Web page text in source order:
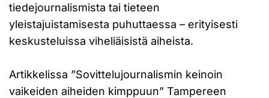
tiedejournalismista tai tieteen
yleistajuistamisesta puhuttaessa – erityisesti
keskusteluissa viheliäisistä aiheista.
Artikkelissa ”Sovittelujournalismin keinoin
vaikeiden aiheiden kimppuun” Tampereen